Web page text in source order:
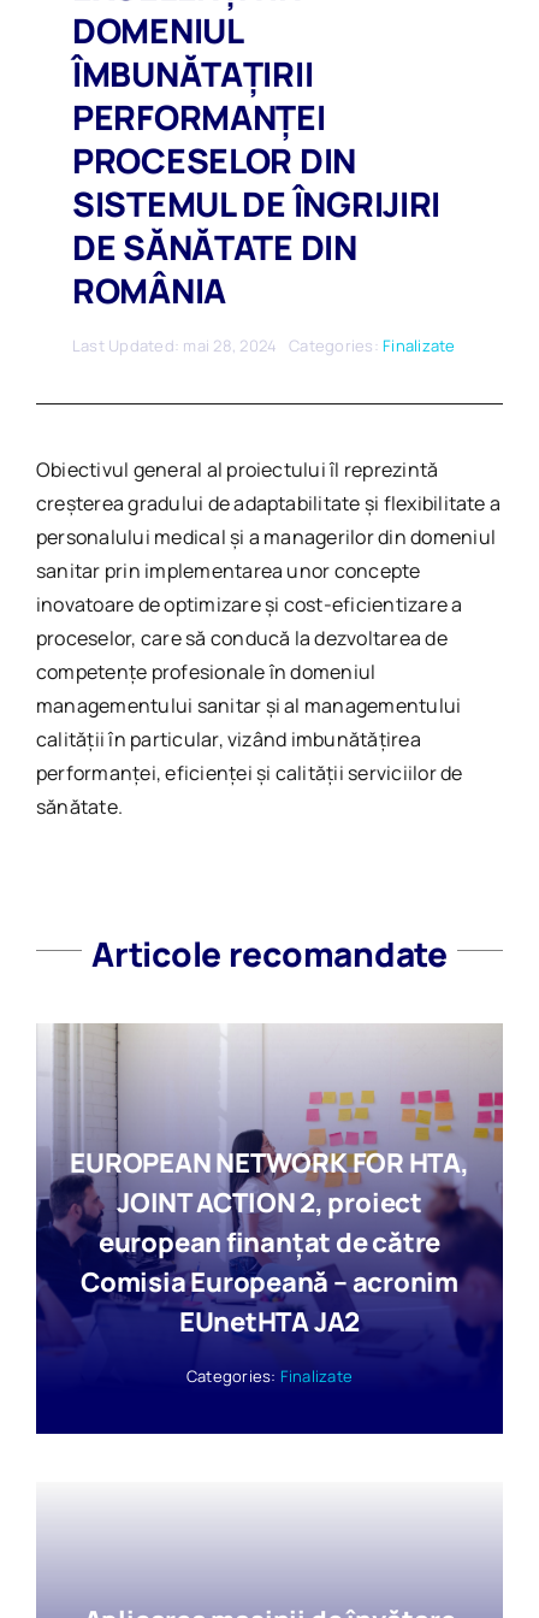
DOMENIUL
ÎMBUNĂTAȚIRII
PERFORMANȚEI
PROCESELOR DIN
SISTEMUL DE ÎNGRIJIRI
DE SĂNĂTATE DIN
ROMÂNIA
Last Updated: mai 28, 2024 Categories:Finalizate
Obiectivul general al proiectului îl reprezintă
creșterea gradului de adaptabilitate și flexibilitate a
personalului medical și a managerilor din domeniul
sanitar prin implementarea unor concepte
inovatoare de optimizare și cost-eficientizare a
proceselor, care să conducă la dezvoltarea de
competențe profesionale în domeniul
managementului sanitar și al managementului
calității în particular, vizând imbunătățirea
performanței, eficienței și calității serviciilor de
sănătate.
Articole recomandate
EUROPEAN NETWORK FOR HTA,
JOINT ACTION 2, proiect
european finanțat de către
Comisia Europeană – acronim
EUnetHTA JA2
Categories: Finalizate